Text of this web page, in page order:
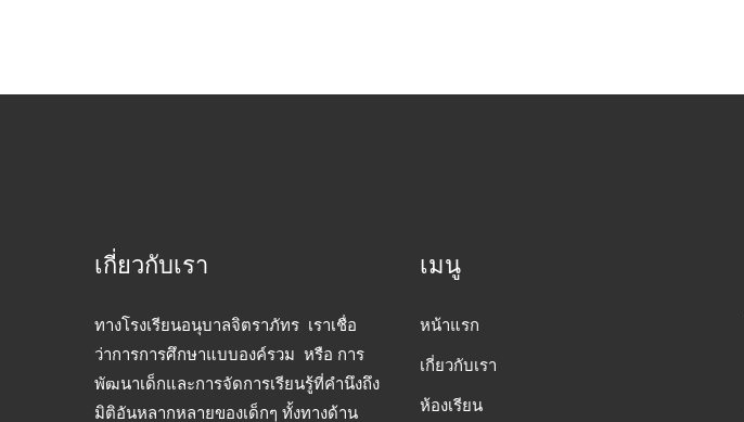
เกี่ยวกับเรา
ทางโรงเรียนอนุบาลจิตราภัทร เราเชื่อ
ว่าการการศึกษาแบบองค์รวม หรือ การ
พัฒนาเด็กและการจัดการเรียนรู้ที่คำนึงถึง
มิติอันหลากหลายของเด็กๆ ทั้งทางด้าน
เมนู
หน้าแรก
เกี่ยวกับเรา
ห้องเรียน